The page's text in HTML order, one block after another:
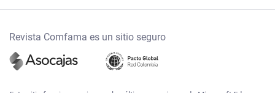
Revista Comfama es un sitio seguro